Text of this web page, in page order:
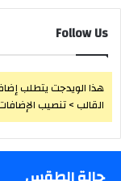
Follow Us
هذا الويدجت يتطلب
القالب > تنصيب